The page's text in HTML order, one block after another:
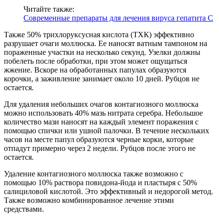
Читайте также:
Современные препараты для лечения вируса гепатита С
Также 50% трихлоруксусная кислота (ТХК) эффективно
разрушает очаги моллюска. Ее наносят ватным тампоном на
пораженные участки на несколько секунд. Узелки должны
побелеть после обработки, при этом может ощущаться
жжение. Вскоре на обработанных папулах образуются
корочки, а заживление занимает около 10 дней. Рубцов не
остается.
Для удаления небольших очагов контагиозного моллюска
можно использовать 40% мазь нитрата серебра. Небольшое
количество мази наносят на каждый элемент поражения с
помощью спички или ушной палочки. В течение нескольких
часов на месте папул образуются черные корки, которые
отпадут примерно через 2 недели. Рубцов после этого не
остается.
Удаление контагиозного моллюска также возможно с
помощью 10% раствора повидона-йода и пластыря с 50%
салициловой кислотой. Это эффективный и недорогой метод.
Также возможно комбинированное лечение этими
средствами.